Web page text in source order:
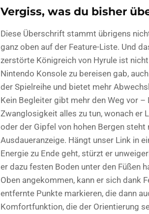
Vergiss, was du bisher
Diese Überschrift stammt übrigens
ganz oben auf der Feature-Liste. Und
zerstörte Königreich von Hyrule ist
Nintendo Konsole zu bereisen gab,
der Spielreihe und bietet mehr
Kein Begleiter gibt mehr den Weg vor
Zwanglosigkeit alles zu tun, wonach er
oder der Gipfel von hohen Bergen
Ausdaueranzeige. Hängt unser Link in
Energie zu Ende geht, stürzt er
er dazu festen Boden unter den Füßen
Oben angekommen, kann er sich dank
entfernte Punkte markieren, die dann
Komfortfunktion, die der Orientierung